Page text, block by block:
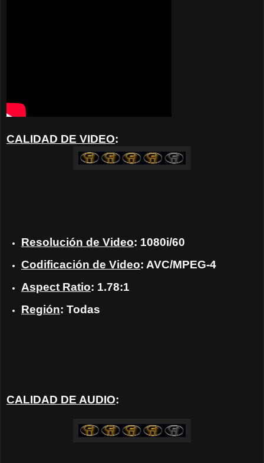
CALIDAD DE VIDEO:
Resolución de Video: 1080i/60
Codificación de Video: AVC/MPEG-4
Aspect Ratio: 1.78:1
Región: Todas
CALIDAD DE AUDIO: